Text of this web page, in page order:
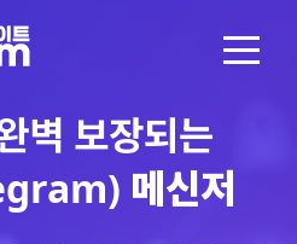
벽 보장되는
메신저